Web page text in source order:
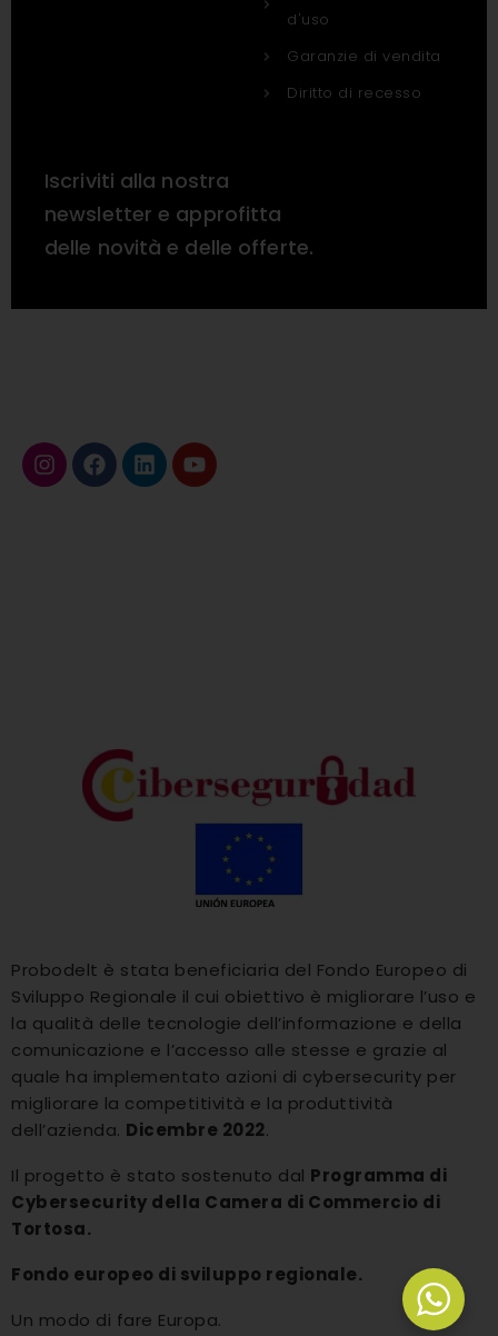
d'uso
Garanzie di vendita
Diritto di recesso
Iscriviti alla nostra
newsletter e approfitta
delle novità e delle offerte.
Probodelt è stata beneficiaria del Fondo Europeo di
Sviluppo Regionale il cui obiettivo è migliorare l’uso e
la qualità delle tecnologie dell’informazione e della
comunicazione e l’accesso alle stesse e grazie al
quale ha implementato azioni di cybersecurity per
migliorare la competitività e la produttività
dell’azienda. Dicembre 2022.
Il progetto è stato sostenuto dal Programma di
Cybersecurity della Camera di Commercio di
Tortosa.
Fondo europeo di sviluppo regionale.
Un modo di fare Europa.